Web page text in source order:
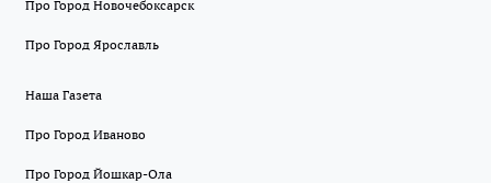
Про Город Новочебоксарск
Про Город Ярославль
Наша Газета
Про Город Иваново
Про Город Йошкар-Ола